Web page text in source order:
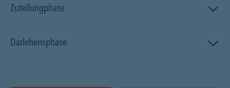
Zuteilungphase
Darlehensphase